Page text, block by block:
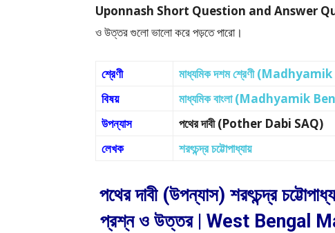
Uponnash Short Question and Answer
ও উত্তর গুলো ভালো করে পড়তে পারো।
শ্রেণী
মাধ্যমিক দশম শ্রেণী
বিষয়
মাধ্যমিক বাংলা (Madhyamik
উপন্যাস
পথের দাবী (Pother Dabi SAQ)
লেখক
শরৎচন্দ্র চট্টোপাধ্যায়
পথের দাবী (উপন্যাস) শরৎচন্দ্র
প্রশ্ন ও উত্তর | West Bengal